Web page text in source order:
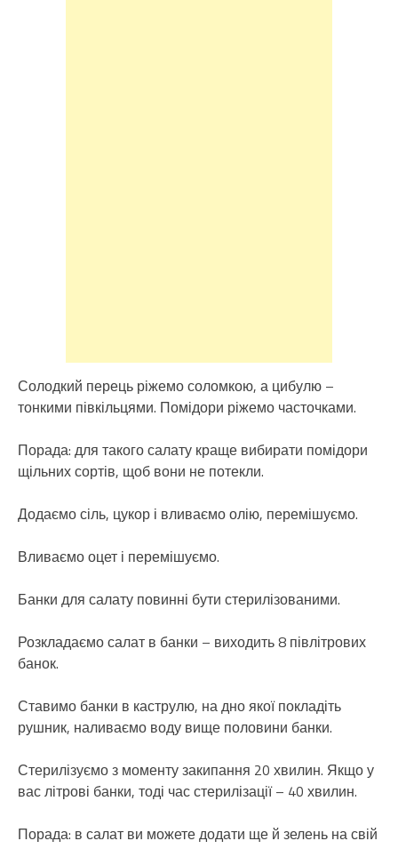
Солодкий перець ріжемо соломкою, а цибулю –
тонкими півкільцями. Помідори ріжемо часточками.
Порада: для такого салату краще вибирати помідори
щільних сортів, щоб вони не потекли.
Додаємо сіль, цукор і вливаємо олію, перемішуємо.
Вливаємо оцет і перемішуємо.
Банки для салату повинні бути стерилізованими.
Розкладаємо салат в банки – виходить 8 півлітрових
банок.
Ставимо банки в каструлю, на дно якої покладіть
рушник, наливаємо воду вище половини банки.
Стерилізуємо з моменту закипання 20 хвилин. Якщо у
вас літрові банки, тоді час стерилізації – 40 хвилин.
Порада: в салат ви можете додати ще й зелень на свій